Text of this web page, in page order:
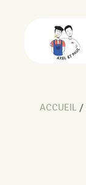
ACCUEIL /